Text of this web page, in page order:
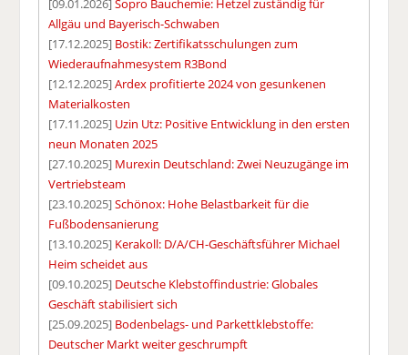
[09.01.2026]Sopro Bauchemie: Hetzel zuständig für
Allgäu und Bayerisch-Schwaben
[17.12.2025] Bostik: Zertifikatsschulungen zum
Wiederaufnahmesystem R3Bond
[12.12.2025]Ardex profitierte 2024 von gesunkenen
Materialkosten
[17.11.2025] Uzin Utz: Positive Entwicklung in den ersten
neun Monaten 2025
[27.10.2025] Murexin Deutschland: Zwei Neuzugänge im
Vertriebsteam
[23.10.2025]Schönox: Hohe Belastbarkeit für die
Fußbodensanierung
[13.10.2025] Kerakoll: D/A/CH-Geschäftsführer Michael
Heim scheidet aus
[09.10.2025] Deutsche Klebstoffindustrie: Globales
Geschäft stabilisiert sich
[25.09.2025] Bodenbelags- und Parkettklebstoffe:
Deutscher Markt weiter geschrumpft